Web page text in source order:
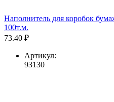
Наполнитель для коробок
100т.м.
73.40 ₽
Артикул:
93130